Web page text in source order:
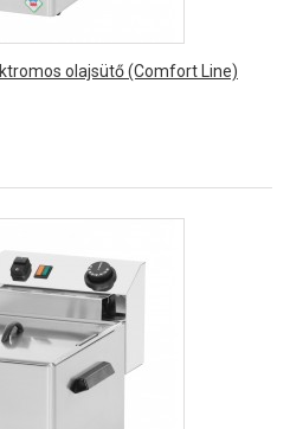
olajsütő (Comfort Line)